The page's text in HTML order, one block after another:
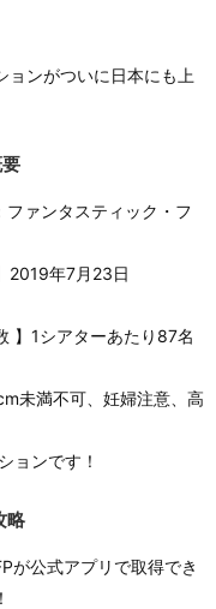
ョンがついに日本にも上
ファンタスティック・フ
2019年7月23日
】1シアターあたり87名
未満不可、妊婦注意、高
ョンです！
略
が公式アプリで取得でき